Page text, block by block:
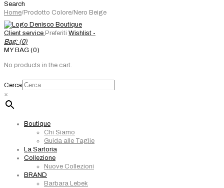
Search
Home/Prodotto Colore/Nero Beige
Client service Preferiti Wishlist -
Bag: (0)
MY BAG (0)
No products in the cart.
Cerca
×
Boutique
Chi Siamo
Guida alle Taglie
La Sartoria
Collezione
Nuove Collezioni
BRAND
Barbara Lebek